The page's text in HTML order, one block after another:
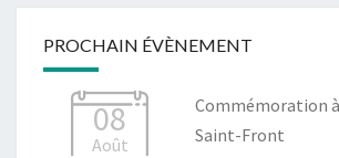
PROCHAIN ÉVÈNEMENT
08
Août
Commémoration
Saint-Front